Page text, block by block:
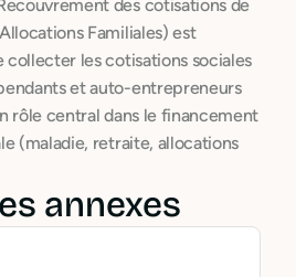
des cotisations de
Familiales) est
collecter les cotisations sociales
et auto-entrepreneurs
rôle central dans le financement
(maladie, retraite, allocations
annexes